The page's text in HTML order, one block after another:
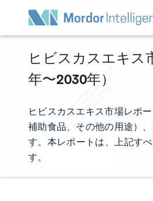
ヒビスカスエキス
年〜2030年）
ヒビスカスエキス市場レポ
補助食品、その他の用途）
す。本レポートは、上記す
す。